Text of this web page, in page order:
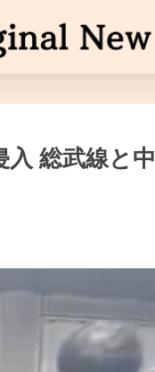
入 総武線と